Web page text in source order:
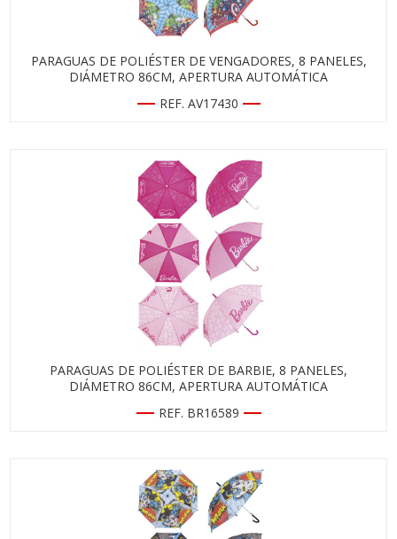
PARAGUAS DE POLIÉSTER DE VENGADORES, 8 PANELES,
DIÁMETRO 86CM, APERTURA AUTOMÁTICA
REF. AV17430
PARAGUAS DE POLIÉSTER DE BARBIE, 8 PANELES,
DIÁMETRO 86CM, APERTURA AUTOMÁTICA
REF. BR16589